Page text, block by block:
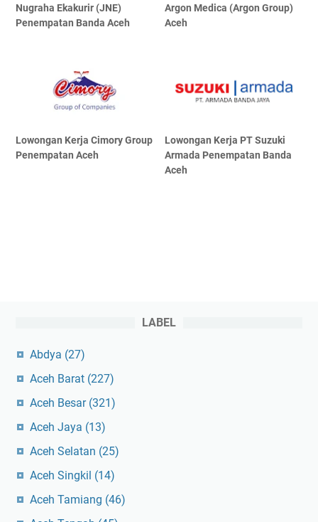
Nugraha Ekakurir (JNE)
Penempatan Banda Aceh
Argon Medica (Argon Group)
Aceh
Lowongan Kerja Cimory Group
Penempatan Aceh
Lowongan Kerja PT Suzuki
Armada Penempatan Banda
Aceh
LABEL
Abdya (27)
Aceh Barat (227)
Aceh Besar (321)
Aceh Jaya (13)
Aceh Selatan (25)
Aceh Singkil (14)
Aceh Tamiang (46)